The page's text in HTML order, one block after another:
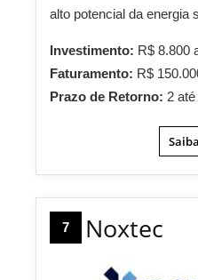
alto potencial da energia
Investimento: R$ 8.800
Faturamento: R$
Prazo de Retorno: 2
7 Noxtec